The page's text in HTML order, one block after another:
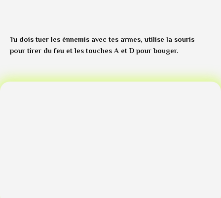
Tu dois tuer les énnemis avec tes armes, utilise la souris
pour tirer du feu et les touches A et D pour bouger.